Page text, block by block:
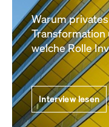
Warum
welche Rolle
Interview lesen